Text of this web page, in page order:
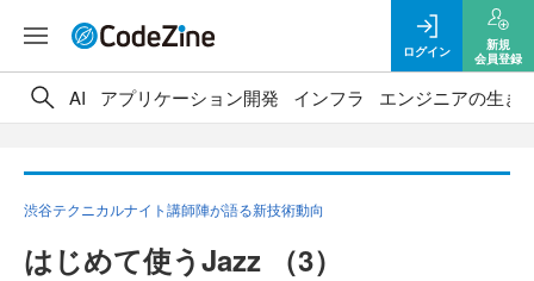
ログイン
新規
会員登録
AI アプリケーション開発 インフラ エンジニアの生き
渋谷テクニカルナイト講師陣が語る新技術動向
はじめて使うJazz （3）